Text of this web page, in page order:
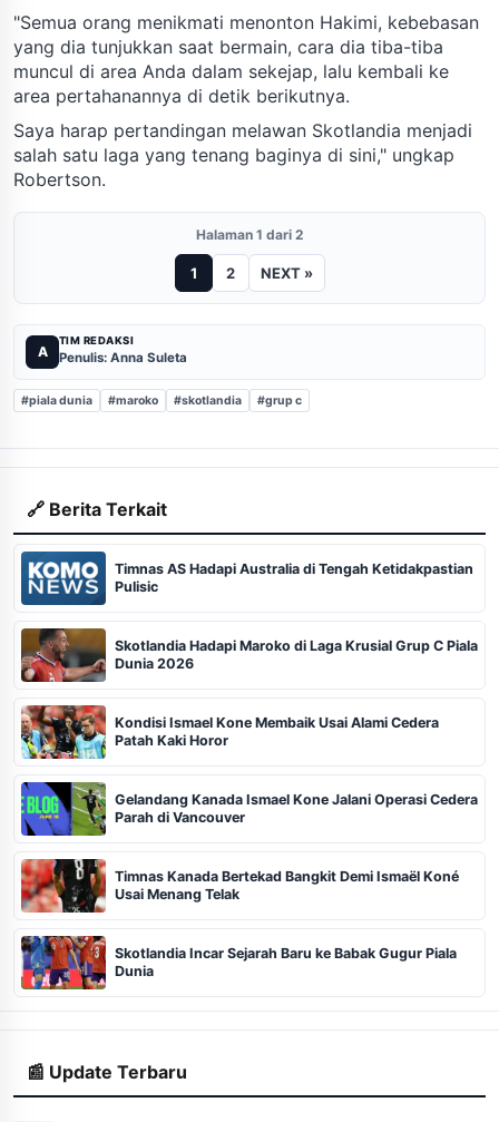
"Semua orang menikmati menonton Hakimi, kebebasan
yang dia tunjukkan saat bermain, cara dia tiba-tiba
muncul di area Anda dalam sekejap, lalu kembali ke
area pertahanannya di detik berikutnya.
Saya harap pertandingan melawan Skotlandia menjadi
salah satu laga yang tenang baginya di sini," ungkap
Robertson.
Halaman 1 dari 2
1 2 NEXT »
A
TIM REDAKSI
Penulis: Anna Suleta
#piala dunia #maroko #skotlandia #grup c
🔗 Berita Terkait
Timnas AS Hadapi Australia di Tengah Ketidakpastian
Pulisic
Skotlandia Hadapi Maroko di Laga Krusial Grup C Piala
Dunia 2026
Kondisi Ismael Kone Membaik Usai Alami Cedera
Patah Kaki Horor
Gelandang Kanada Ismael Kone Jalani Operasi Cedera
Parah di Vancouver
Timnas Kanada Bertekad Bangkit Demi Ismaël Koné
Usai Menang Telak
Skotlandia Incar Sejarah Baru ke Babak Gugur Piala
Dunia
📰 Update Terbaru